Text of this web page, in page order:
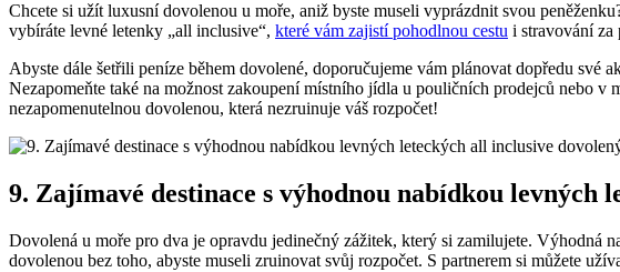
Chcete si užít⁢ luxusní dovolenou u moře, ‌aniž byste museli vyprázdnit svou​
⁤vybíráte levné letenky „all inclusive“, které vám zajistí pohodlnou cestu i stravování⁤ za
Abyste dále šetřili peníze během dovolené, doporučujeme vám plánovat dopředu​
Nezapomeňte‍ také na možnost zakoupení ‌místního jídla ⁢u pouličních ​prodejců nebo
nezapomenutelnou dovolenou, ⁤která nezruinuje váš rozpočet!
9. Zajímavé destinace s výhodnou nabídkou
Dovolená u moře pro dva je ⁤opravdu jedinečný zážitek,‍ který ⁤si zamilujete.⁤ Výhodná
dovolenou bez toho, abyste museli zruinovat svůj rozpočet. S partnerem ‍si můžete